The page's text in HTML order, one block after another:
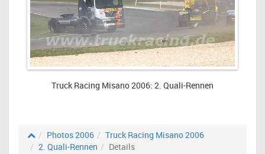
Truck Racing Misano 2006: 2. Quali-Rennen
Photos 2006
Truck Racing Misano 2006
2. Quali-Rennen
Details